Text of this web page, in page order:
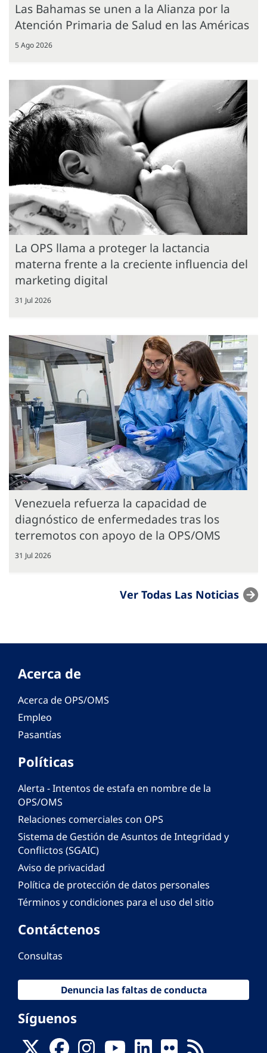
Las Bahamas se unen a la Alianza por la
Atención Primaria de Salud en las Américas
5 Ago 2026
La OPS llama a proteger la lactancia
materna frente a la creciente influencia del
marketing digital
31 Jul 2026
Venezuela refuerza la capacidad de
diagnóstico de enfermedades tras los
terremotos con apoyo de la OPS/OMS
31 Jul 2026
Ver Todas Las Noticias
Acerca de
Acerca de OPS/OMS
Empleo
Pasantías
Políticas
Alerta - Intentos de estafa en nombre de la
OPS/OMS
Relaciones comerciales con OPS
Sistema de Gestión de Asuntos de Integridad y
Conflictos (SGAIC)
Aviso de privacidad
Política de protección de datos personales
Términos y condiciones para el uso del sitio
Contáctenos
Consultas
Denuncia las faltas de conducta
Síguenos